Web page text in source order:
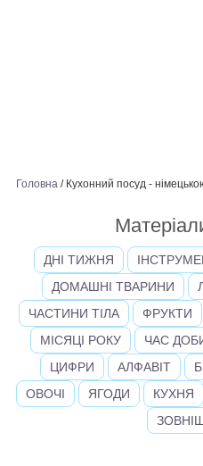
Головна / Кухонний посуд -
ДНІ ТИЖНЯ
ДОМАШНІ ТВАРИНИ
ЧАСТИНИ ТІЛА
ФРУКТИ
МІСЯЦІ РОКУ
ЧАС
ЦИФРИ
АЛФАВІТ
ОВОЧІ
ЯГОДИ КУХНЯ